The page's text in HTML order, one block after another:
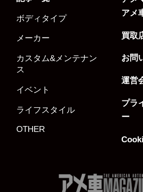
ボディタイプ
メーカー
カスタム&メンテナン
ス
イベント
ライフスタイル
OTHER
アメ
買取
お問
運営
プラ
ー